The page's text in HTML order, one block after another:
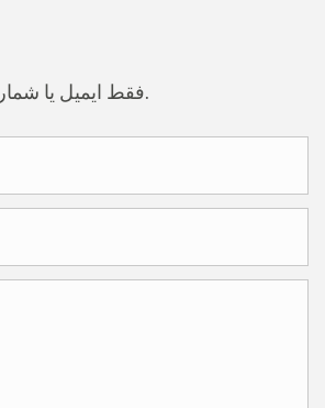
فقط ایمیل یا شماره تلفن خود را در فرم تماس بگذارید تا بتوانیم پیشنهادی رایگان برای طیف گسترده ای از طرح های خود برای شما ارسال کنیم.